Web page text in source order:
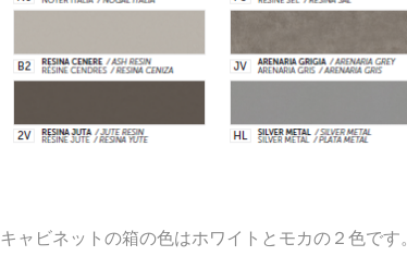
キャビネットの箱の色はホワイトとモカの２色です。